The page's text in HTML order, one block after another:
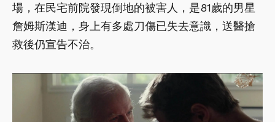
場，在民宅前院發現倒地的被害人，是81歲的男星
詹姆斯漢迪，身上有多處刀傷已失去意識，送醫搶
救後仍宣告不治。